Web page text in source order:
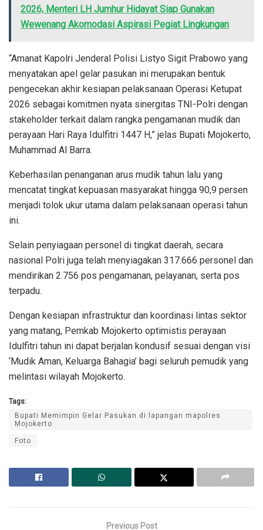
2026, Menteri LH Jumhur Hidayat Siap Gunakan
Wewenang Akomodasi Aspirasi Pegiat Lingkungan
“Amanat Kapolri Jenderal Polisi Listyo Sigit Prabowo yang
menyatakan apel gelar pasukan ini merupakan bentuk
pengecekan akhir kesiapan pelaksanaan Operasi Ketupat
2026 sebagai komitmen nyata sinergitas TNI-Polri dengan
stakeholder terkait dalam rangka pengamanan mudik dan
perayaan Hari Raya Idulfitri 1447 H,” jelas Bupati Mojokerto,
Muhammad Al Barra.
Keberhasilan penanganan arus mudik tahun lalu yang
mencatat tingkat kepuasan masyarakat hingga 90,9 persen
menjadi tolok ukur utama dalam pelaksanaan operasi tahun
ini.
Selain penyiagaan personel di tingkat daerah, secara
nasional Polri juga telah menyiagakan 317.666 personel dan
mendirikan 2.756 pos pengamanan, pelayanan, serta pos
terpadu.
Dengan kesiapan infrastruktur dan koordinasi lintas sektor
yang matang, Pemkab Mojokerto optimistis perayaan
Idulfitri tahun ini dapat berjalan kondusif sesuai dengan visi
‘Mudik Aman, Keluarga Bahagia’ bagi seluruh pemudik yang
melintasi wilayah Mojokerto.
Tags:
Bupati Memimpin Gelar Pasukan di lapangan mapolres
Mojokerto
Foto
Previous Post